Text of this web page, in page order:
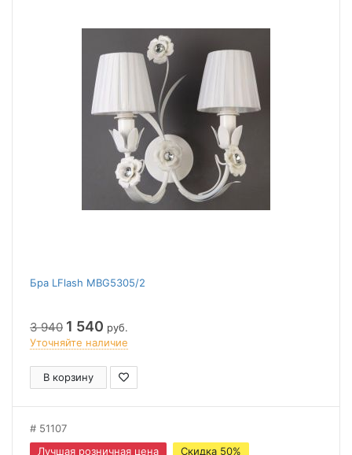
Бра LFlash MBG5305/2
3 940 1 540 руб.
Уточняйте наличие
В корзину
51107
Лучшая розничная цена
Скидка 50%